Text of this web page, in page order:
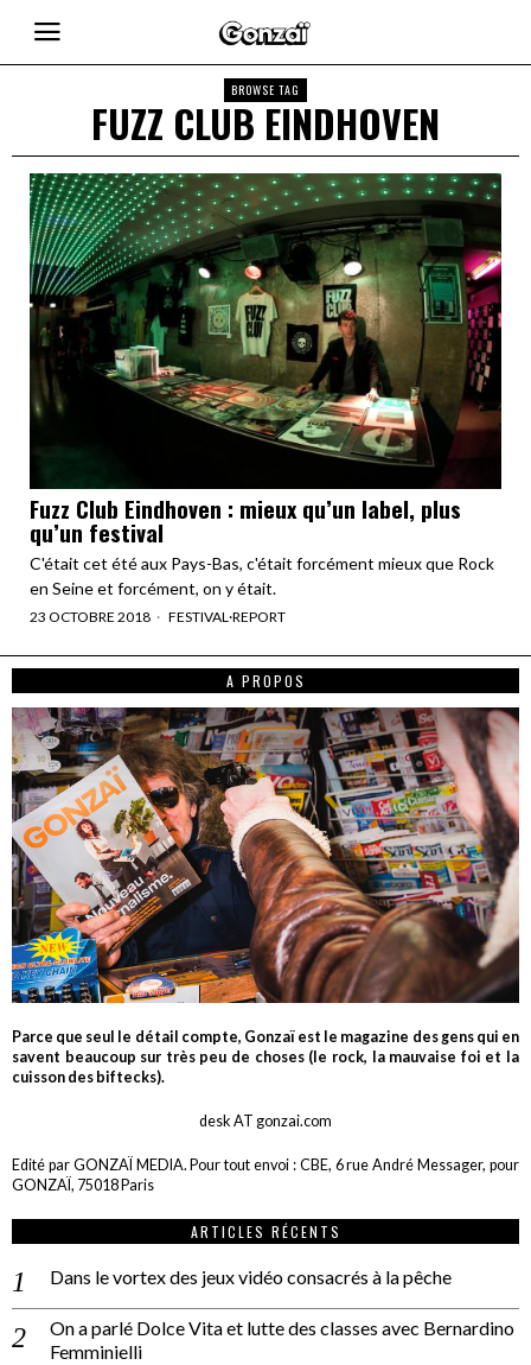
BROWSE TAG
FUZZ CLUB EINDHOVEN
Fuzz Club Eindhoven : mieux qu’un label, plus
qu’un festival
C'était cet été aux Pays-Bas, c'était forcément mieux que Rock
en Seine et forcément, on y était.
23 OCTOBRE 2018 FESTIVAL ·REPORT
A PROPOS
Parce que seul le détail compte, Gonzaï est le magazine des gens qui en
savent beaucoup sur très peu de choses (le rock, la mauvaise foi et la
cuisson des biftecks).
desk AT gonzai.com
Edité par GONZAÏ MEDIA. Pour tout envoi : CBE, 6 rue André Messager, pour
GONZAÏ, 75018 Paris
ARTICLES RÉCENTS
Dans le vortex des jeux vidéo consacrés à la pêche
On a parlé Dolce Vita et lutte des classes avec Bernardino
Femminielli